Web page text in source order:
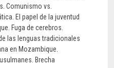
Comunismo vs.
El papel de la juventud
Fuga de cerebros.
las lenguas tradicionales
en Mozambique.
Brecha